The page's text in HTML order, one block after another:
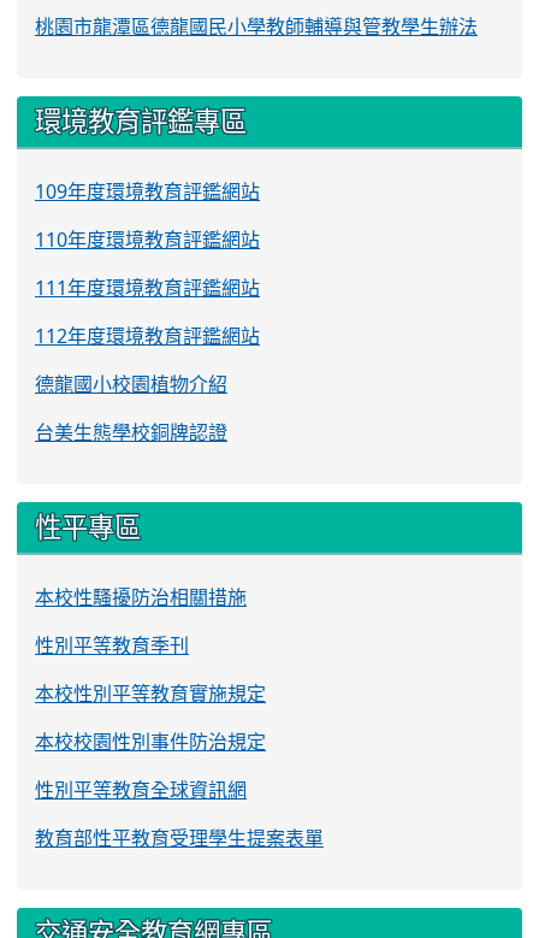
桃園市龍潭區德龍國民小學教師輔導與管教學生辦法
環境教育評鑑專區
109年度環境教育評鑑網站
110年度環境教育評鑑網站
111年度環境教育評鑑網站
112年度環境教育評鑑網站
德龍國小校園植物介紹
台美生態學校銅牌認證
性平專區
本校性騷擾防治相關措施
性別平等教育季刊
本校性別平等教育實施規定
本校校園性別事件防治規定
性別平等教育全球資訊網
教育部性平教育受理學生提案表單